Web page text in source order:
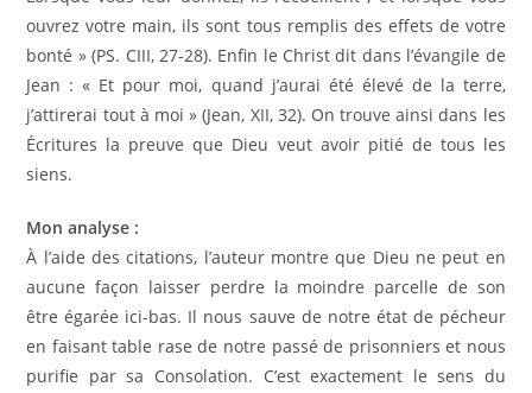
ouvrez votre main, ils sont tous remplis des effets de votre
bonté » (PS. CIII, 27-28). Enfin le Christ dit dans l’évangile de
Jean : « Et pour moi, quand j’aurai été élevé de la terre,
j’attirerai tout à moi » (Jean, XII, 32). On trouve ainsi dans les
Écritures la preuve que Dieu veut avoir pitié de tous les
siens.
Mon analyse :
À l’aide des citations, l’auteur montre que Dieu ne peut en
aucune façon laisser perdre la moindre parcelle de son
être égarée ici-bas. Il nous sauve de notre état de pécheur
en faisant table rase de notre passé de prisonniers et nous
purifie par sa Consolation. C’est exactement le sens du